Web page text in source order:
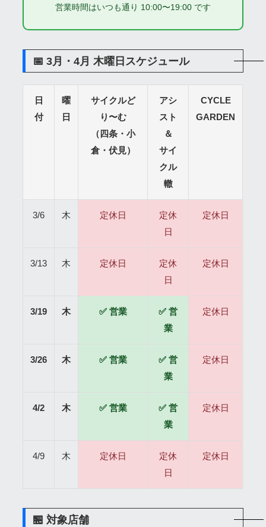
営業時間はいつも通り 10:00〜19:00 です
📅 3月・4月 木曜日スケジュール
日
付
曜
日
サイクルど
り〜む
（四条・小
倉・伏見）
アシ
スト
＆
サイ
クル
轍
CYCLE
GARDEN
3/6 木 定休日
定休
日
定休日
3/13 木 定休日
定休
日
定休日
3/19 木 ✅ 営業
✅ 営
業
定休日
3/26 木 ✅ 営業
✅ 営
業
定休日
4/2 木 ✅ 営業
✅ 営
業
定休日
4/9 木 定休日
定休
日
定休日
🏪 対象店舗